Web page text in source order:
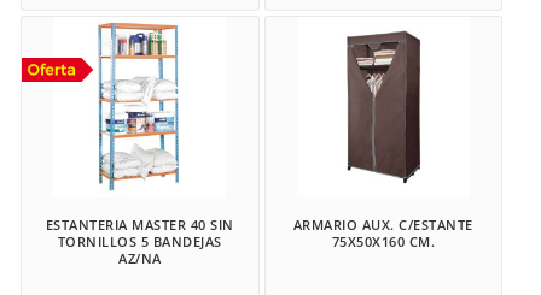
ESTANTERIA MASTER 40 SIN
TORNILLOS 5 BANDEJAS
AZ/NA
ARMARIO AUX. C/ESTANTE
75X50X160 CM.